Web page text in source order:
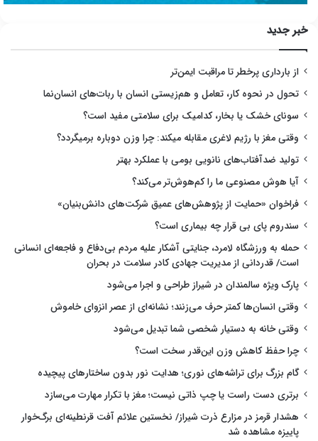
خبر جدید
از بارداری پرخطر تا مراقبت ایمن‌تر
تحول در نحوه کار، تعامل و هم‌زیستی انسان با ربات‌های انسان‌نما
سونای خشک یا بخار، کدامیک برای سلامتی مفید است؟
وقتی مغز با رژیم لاغری مقابله میکند: چرا وزن دوباره برمیگردد؟
تولید ضدآفتاب‌های نانویی بومی با عملکرد بهتر
آیا هوش مصنوعی ما را کم‌هوش‌تر می‌کند؟
فراخوان «حمایت از پژوهش‌های عمیق شرکت‌های دانش‌بنیان»
سندروم پای بی قرار چه بیماری است؟
حمله به ورزشگاه لامرد، جنایتی آشکار علیه مردم بی‌دفاع و فاجعه‌ای انسانی
است/ قدردانی از مدیریت جهادی کادر سلامت در بحران
پارک ویژه سالمندان در شیراز طراحی و اجرا می‌شود
وقتی انسان‌ها کمتر حرف می‌زنند؛ نشانه‌ای از عصر انزوای خاموش
وقتی خانه به دستیار شخصی شما تبدیل می‌شود
چرا حفظ کاهش وزن این‌قدر سخت است؟
گام بزرگ برای تراشه‌های نوری؛ هدایت نور بدون ساختارهای پیچیده
برتری دست راست یا چپ ذاتی نیست؛ مغز با تکرار مهارت می‌سازد
هشدار قرمز در مزارع ذرت شیراز/ نخستین علائم آفت قرنطینه‌ای برگ‌خوار
پاییزه مشاهده شد